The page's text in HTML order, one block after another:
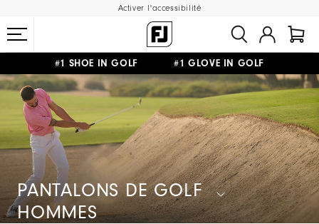
Activer l'accessibilité
#1 SHOE IN GOLF #1 GLOVE IN GOLF
LIVRAISON OFFERTEDÈS 99€+ &RETOUR GRATUIT
PANTALONS DE GOLF
HOMMES